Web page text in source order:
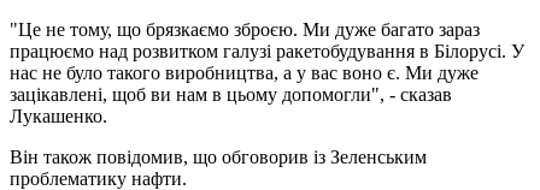
"Це не тому, що брязкаємо зброєю. Ми дуже багато зараз
працюємо над розвитком галузі ракетобудування в Білорусі. У
нас не було такого виробництва, а у вас воно є. Ми дуже
зацікавлені, щоб ви нам в цьому допомогли", - сказав
Лукашенко.
Він також повідомив, що обговорив із Зеленським
проблематику нафти.